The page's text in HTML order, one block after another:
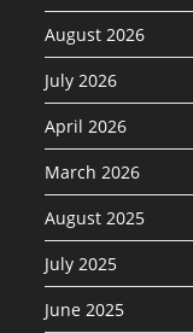
August 2026
July 2026
April 2026
March 2026
August 2025
July 2025
June 2025